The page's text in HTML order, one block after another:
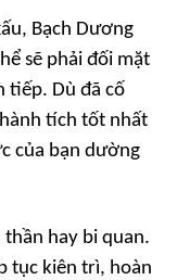
Bạch Dương
sẽ phải đối mặt
tiếp. Dù đã cố
tích tốt nhất
của bạn dường
hay bi quan.
tục kiên trì, hoàn